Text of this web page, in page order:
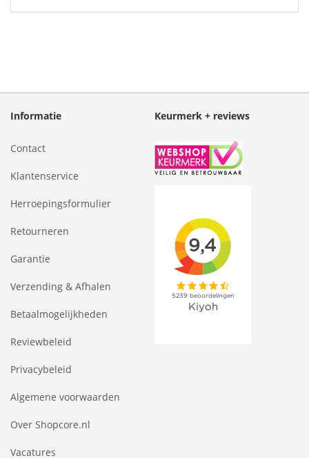
Informatie
Contact
Klantenservice
Herroepingsformulier
Retourneren
Garantie
Verzending & Afhalen
Betaalmogelijkheden
Reviewbeleid
Privacybeleid
Algemene voorwaarden
Over Shopcore.nl
Vacatures
Keurmerk + reviews